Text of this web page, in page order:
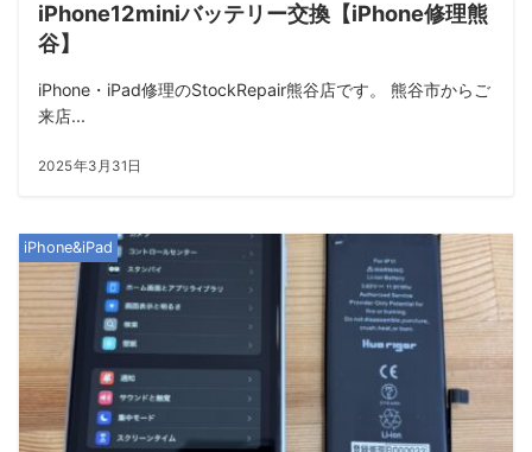
iPhone12miniバッテリー交換【iPhone修理熊
谷】
iPhone・iPad修理のStockRepair熊谷店です。 熊谷市からご
来店...
2025年3月31日
iPhone&iPad